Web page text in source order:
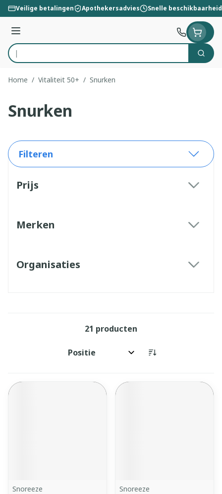
Ga naar de inhoud
Veilige betalingen Apothekersadvies Snelle beschikbaarheid
Menu
Product, merk, categorie...
Zoek
Home / Vitaliteit 50+ / Snurken
Snurken
Filteren
Prijs
Merken
Organisaties
21 producten
Sorteer op:
Snoreeze
Snoreeze